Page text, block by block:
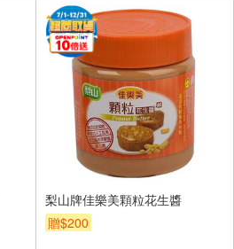
梨山牌佳樂美顆粒花生醬
贈$200